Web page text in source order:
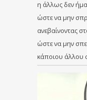
η άλλως δεν
ώστε να μην
ανεβαίνοντας
ώστε να μην
κάποιου άλλου